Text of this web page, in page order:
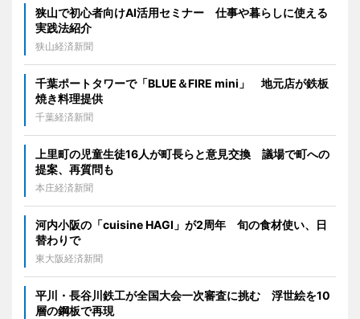
狭山で初心者向けAI活用セミナー 仕事や暮らしに使える
実践法紹介
狭山経済新聞
千葉ポートタワーで「BLUE＆FIRE mini」 地元店が鉄板
焼き料理提供
千葉経済新聞
上里町の児童生徒16人が町長らと意見交換 議場で町への
提案、再質問も
本庄経済新聞
河内小阪の「cuisine HAGI」が2周年 旬の食材使い、日
替わりで
東大阪経済新聞
平川・長谷川鉄工が全国大会一次審査に挑む 浮世絵を10
層の鋼板で再現